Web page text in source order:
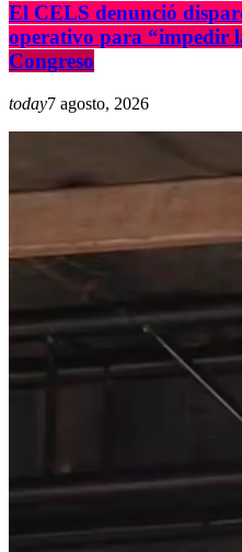
El CELS denunció
operativo para “impedir
Congreso
today7 agosto, 2026